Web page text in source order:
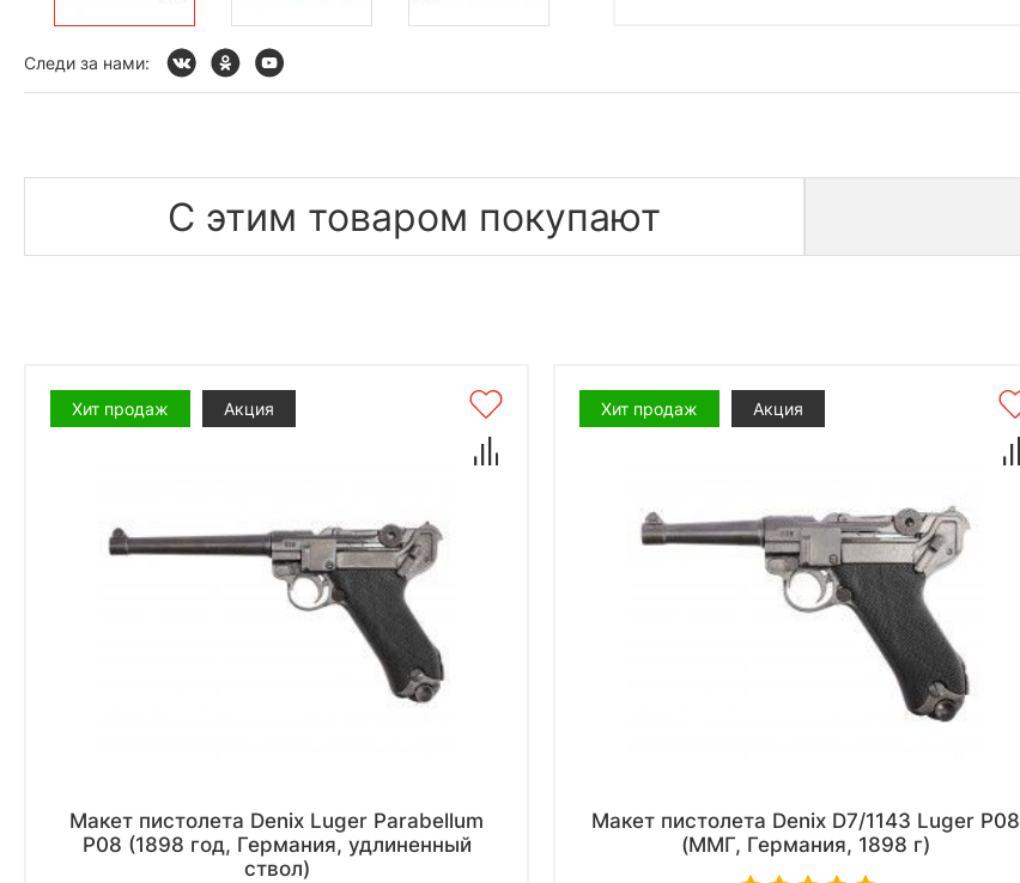
Следи за нами:
С этим товаром покупают
Хит продаж Акция
Макет пистолета Denix Luger Parabellum
P08 (1898 год, Германия, удлиненный
ствол)
Хит продаж Акция
Макет пистолета Denix D7/1143 Luger P08
(ММГ, Германия, 1898 г)